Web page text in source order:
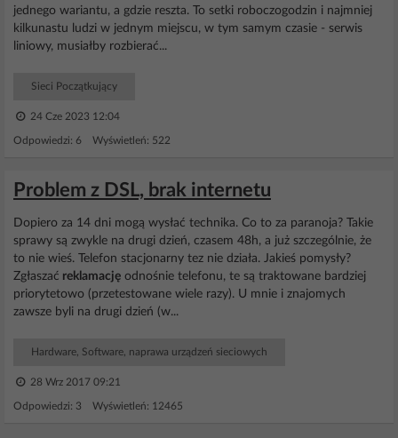
jednego wariantu, a gdzie reszta. To setki roboczogodzin i najmniej
kilkunastu ludzi w jednym miejscu, w tym samym czasie - serwis
liniowy, musiałby rozbierać...
Sieci Początkujący
24 Cze 2023 12:04
Odpowiedzi: 6 Wyświetleń: 522
Problem z DSL, brak internetu
Dopiero za 14 dni mogą wysłać technika. Co to za paranoja? Takie
sprawy są zwykle na drugi dzień, czasem 48h, a już szczególnie, że
to nie wieś. Telefon stacjonarny tez nie działa. Jakieś pomysły?
Zgłaszać reklamację odnośnie telefonu, te są traktowane bardziej
priorytetowo (przetestowane wiele razy). U mnie i znajomych
zawsze byli na drugi dzień (w...
Hardware, Software, naprawa urządzeń sieciowych
28 Wrz 2017 09:21
Odpowiedzi: 3 Wyświetleń: 12465